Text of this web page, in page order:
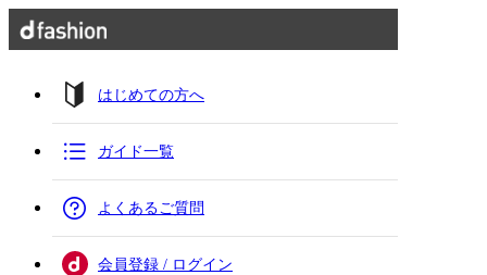
はじめての方へ
ガイド一覧
よくあるご質問
会員登録 / ログイン